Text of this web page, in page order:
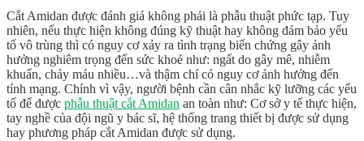
Cắt Amidan được đánh giá không phải là phẫu thuật phức tạp. Tuy
nhiên, nếu thực hiện không đúng kỹ thuật hay không đảm bảo yếu
tố vô trùng thì có nguy cơ xảy ra tình trạng biến chứng gây ảnh
hưởng nghiêm trọng đến sức khoẻ như: ngất do gây mê, nhiễm
khuẩn, chảy máu nhiều…và thậm chí có nguy cơ ảnh hưởng đến
tính mạng. Chính vì vậy, người bệnh cần cân nhắc kỹ lưỡng các yếu
tố để được phẫu thuật cắt Amidan an toàn như: Cơ sở y tế thực hiện,
tay nghề của đội ngũ y bác sĩ, hệ thống trang thiết bị được sử dụng
hay phương pháp cắt Amidan được sử dụng.